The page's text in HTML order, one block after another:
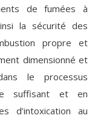
de fumées à
la sécurité des
propre et
dimensionné et
le processus
suffisant et en
d’intoxication au